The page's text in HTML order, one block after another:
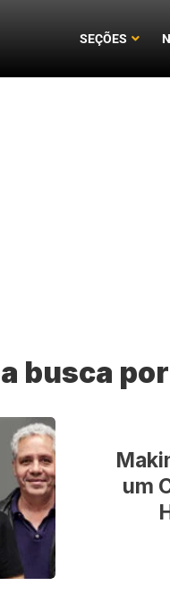
SEÇÕES
busca
um